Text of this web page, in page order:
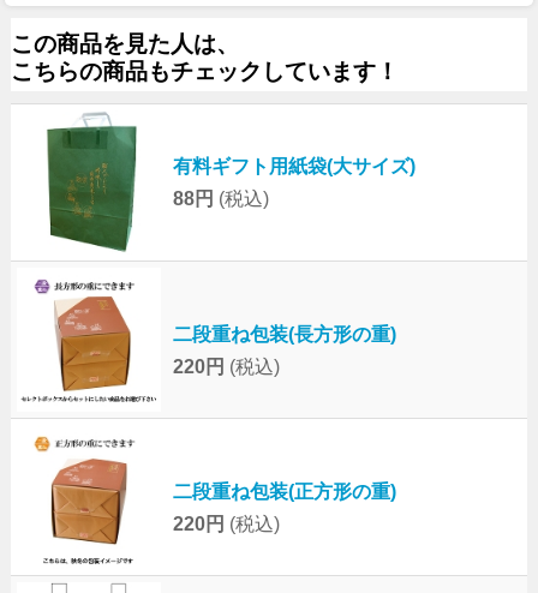
この商品を見た人は、
こちらの商品もチェックしています！
有料ギフト用紙袋(大サイズ)
88円 (税込)
二段重ね包装(長方形の重)
220円 (税込)
二段重ね包装(正方形の重)
220円 (税込)